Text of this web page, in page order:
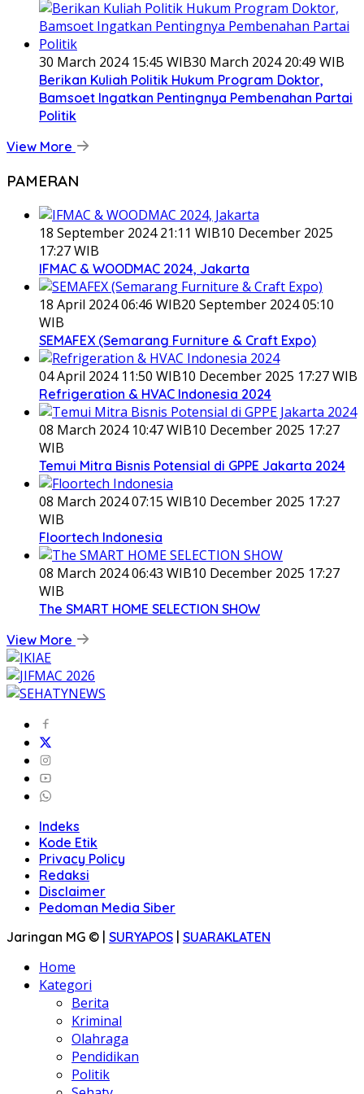
30 March 2024 15:45 WIB30 March 2024 20:49 WIB
Berikan Kuliah Politik Hukum Program Doktor,
Bamsoet Ingatkan Pentingnya Pembenahan Partai
Politik
View More
PAMERAN
18 September 2024 21:11 WIB10 December 2025
17:27 WIB
IFMAC & WOODMAC 2024, Jakarta
18 April 2024 06:46 WIB20 September 2024 05:10
WIB
SEMAFEX (Semarang Furniture & Craft Expo)
04 April 2024 11:50 WIB10 December 2025 17:27 WIB
Refrigeration & HVAC Indonesia 2024
08 March 2024 10:47 WIB10 December 2025 17:27
WIB
Temui Mitra Bisnis Potensial di GPPE Jakarta 2024
08 March 2024 07:15 WIB10 December 2025 17:27
WIB
Floortech Indonesia
08 March 2024 06:43 WIB10 December 2025 17:27
WIB
The SMART HOME SELECTION SHOW
View More
Indeks
Kode Etik
Privacy Policy
Redaksi
Disclaimer
Pedoman Media Siber
Jaringan MG © | SURYAPOS | SUARAKLATEN
Home
Kategori
Berita
Kriminal
Olahraga
Pendidikan
Politik